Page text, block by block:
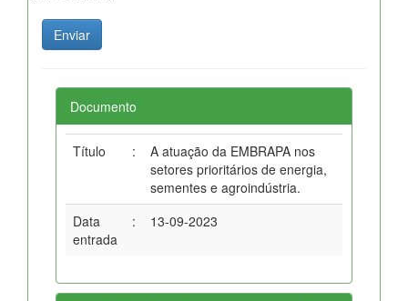
Documento
Título :
A atuação da EMBRAPA nos
setores prioritários de energia,
sementes e agroindústria.
Data
entrada
: 13-09-2023